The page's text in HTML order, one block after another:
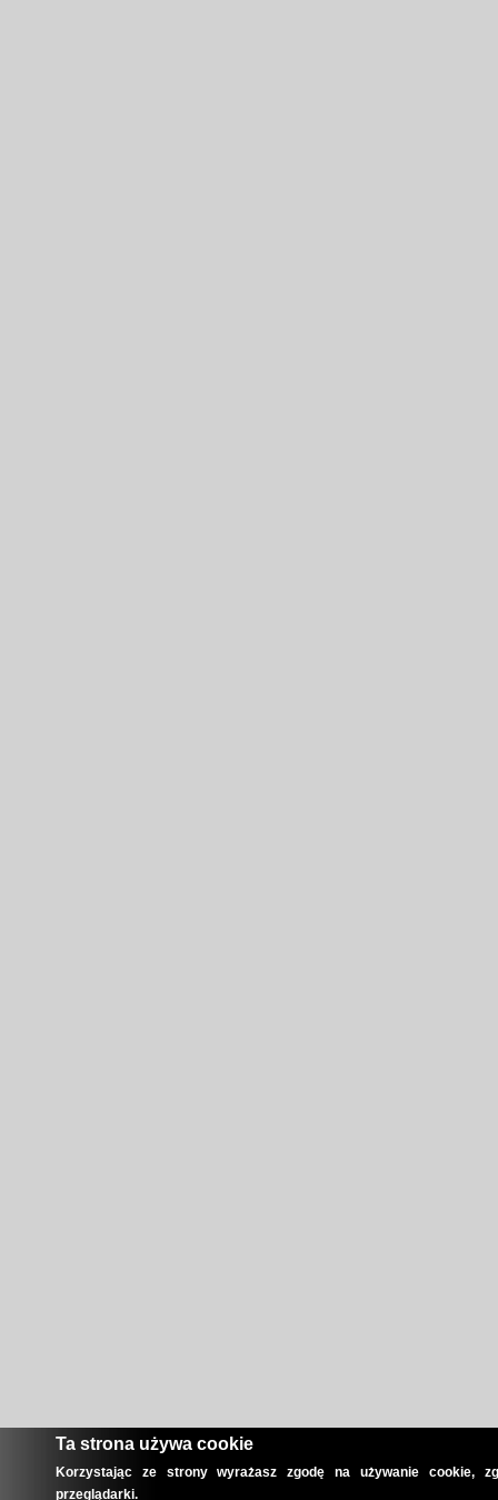
Ta strona używa cookie
Korzystając ze strony wyrażasz zgodę na używanie cookie,
przeglądarki.